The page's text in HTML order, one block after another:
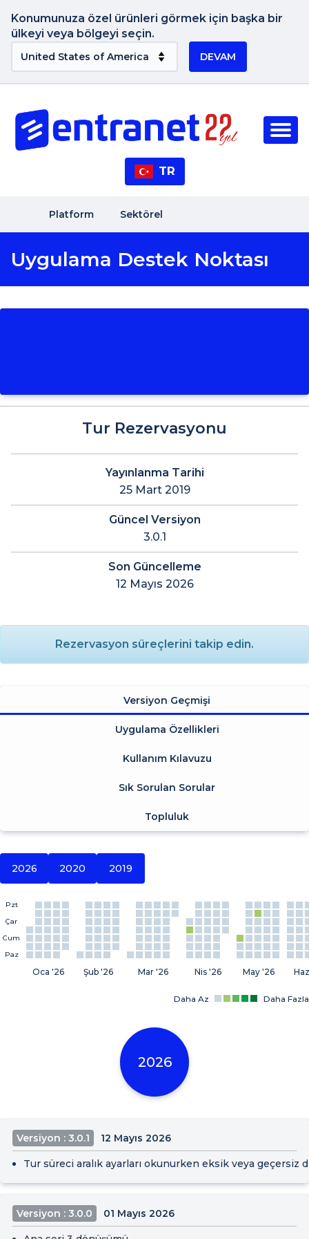
Konumunuza özel ürünleri görmek için başka bir
ülkeyi veya bölgeyi seçin.
DEVAM
TR
Platform Sektörel
Uygulama Destek Noktası
Tur Rezervasyonu
Yayınlanma Tarihi
25 Mart 2019
Güncel Versiyon
3.0.1
Son Güncelleme
12 Mayıs 2026
Rezervasyon süreçlerini takip edin.
Versiyon Geçmişi
Uygulama Özellikleri
Kullanım Kılavuzu
Sık Sorulan Sorular
Topluluk
2026 2020 2019
Pzt
Çar
Cum
Paz
Oca '26 Şub '26 Mar '26 Nis '26 May '26
Daha Az Daha Fazla
2026
Versiyon : 3.0.1 12 Mayıs 2026
Tur süreci aralık ayarları okunurken eksik veya geçersiz
Versiyon : 3.0.0 01 Mayıs 2026